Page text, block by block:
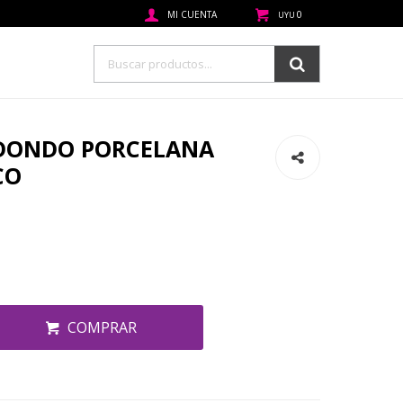
UYU 0
PORCELANA
COMPRAR